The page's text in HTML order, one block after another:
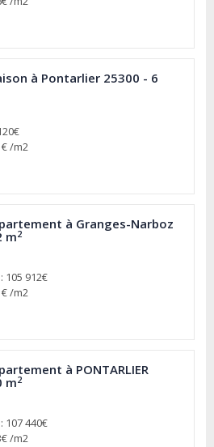
à Pontarlier 25300 - 6
/m2
à Granges-Narboz
m2
912€
/m2
à PONTARLIER
m2
440€
/m2